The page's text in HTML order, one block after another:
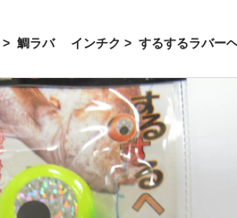
> 鯛ラバ インチク > するするラバー